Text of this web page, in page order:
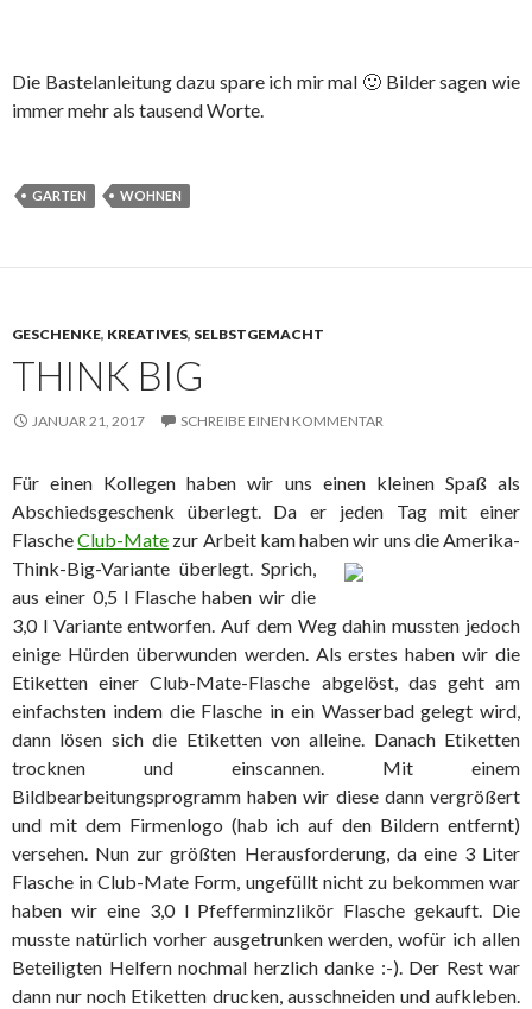
Die Bastelanleitung dazu spare ich mir mal 🙂 Bilder sagen wie
immer mehr als tausend Worte.
GARTEN WOHNEN
GESCHENKE, KREATIVES, SELBSTGEMACHT
THINK BIG
JANUAR 21, 2017 SCHREIBE EINEN KOMMENTAR
Für einen Kollegen haben wir uns einen kleinen Spaß als
Abschiedsgeschenk überlegt. Da er jeden Tag mit einer
FlascheClub-Mate zur Arbeit kam haben wir uns die Amerika-
Think-Big-Variante überlegt. Sprich,
aus einer 0,5 l Flasche haben wir die
3,0 l Variante entworfen. Auf dem Weg dahin mussten jedoch
einige Hürden überwunden werden. Als erstes haben wir die
Etiketten einer Club-Mate-Flasche abgelöst, das geht am
einfachsten indem die Flasche in ein Wasserbad gelegt wird,
dann lösen sich die Etiketten von alleine. Danach Etiketten
trocknen und einscannen. Mit einem
Bildbearbeitungsprogramm haben wir diese dann vergrößert
und mit dem Firmenlogo (hab ich auf den Bildern entfernt)
versehen. Nun zur größten Herausforderung, da eine 3 Liter
Flasche in Club-Mate Form, ungefüllt nicht zu bekommen war
haben wir eine 3,0 l Pfefferminzlikör Flasche gekauft. Die
musste natürlich vorher ausgetrunken werden, wofür ich allen
Beteiligten Helfern nochmal herzlich danke :-). Der Rest war
dann nur noch Etiketten drucken, ausschneiden und aufkleben.